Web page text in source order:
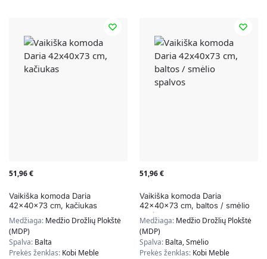
51,96€
Vaikiška komoda Daria
42x40x73 cm, kačiukas
Medžiaga: Medžio Drožlių Plokštė
(MDP)
Spalva: Balta
Prekės ženklas: Kobi Meble
51,96€
Vaikiška komoda Daria
42x40x73 cm, baltos / smėlio
spalvos
Medžiaga: Medžio Drožlių Plokštė
(MDP)
Spalva: Balta, Smėlio
Prekės ženklas: Kobi Meble